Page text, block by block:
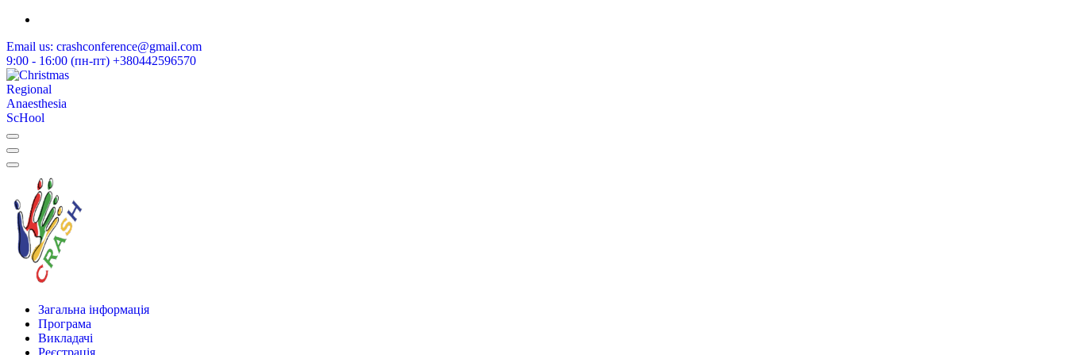
Skip
content
Email us: crashconference@gmail.com
9:00 - 16:00 (пн-пт) +380442596570
Різдвяна Школа Реґіонарної Анестезії
Загальна інформація
Програма
Викладачі
Реєстрація